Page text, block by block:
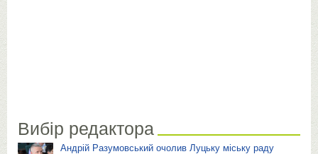
Вибір редактора
Андрій Разумовський очолив Луцьку міську раду